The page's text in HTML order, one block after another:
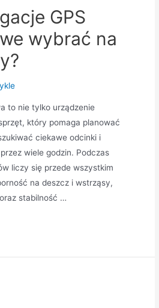
GPS
wybrać na
to nie tylko urządzenie
który pomaga planować
ciekawe odcinki i
wiele godzin. Podczas
liczy się przede wszystkim
na deszcz i wstrząsy,
stabilność …